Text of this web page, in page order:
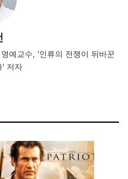
예교수, '인류의 전쟁이 뒤바꾼
' 저자